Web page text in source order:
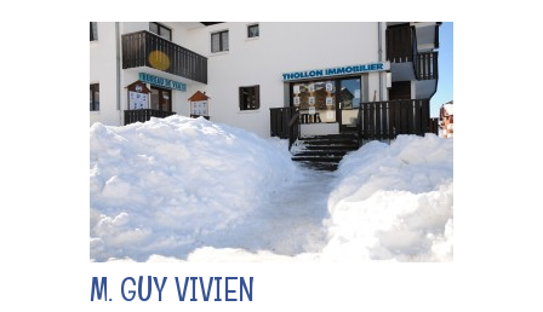
M. GUY VIVIEN